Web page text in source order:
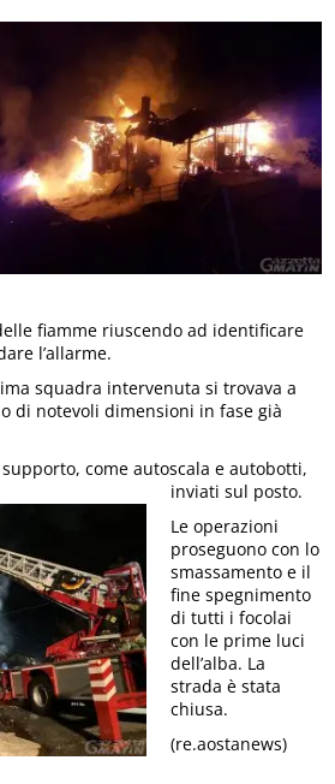
fiamme riuscendo ad identificare
l’allarme.
squadra intervenuta si trovava a
di notevoli dimensioni in fase già
come autoscala e autobotti,
inviati sul posto.
Le operazioni
proseguono con lo
smassamento e il
fine spegnimento
di tutti i focolai
con le prime luci
dell’alba. La
strada è stata
chiusa.
(re.aostanews)